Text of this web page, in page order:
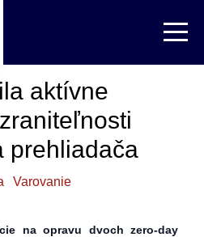
aktívne
prehliadača
Varovanie
na opravu dvoch zero-day